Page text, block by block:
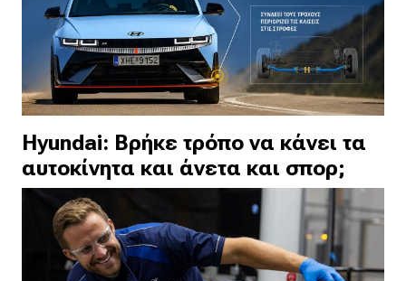
Hyundai: Βρήκε τρόπο να κάνει τα
αυτοκίνητα και άνετα και σπορ;